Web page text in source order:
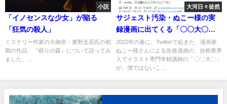
小説
「イノセンスな少女」が陥る
「狂気の殺人」
ミステリー作家の大御所・東野圭吾氏の初
期の作品、『眠りの森』について語ってみ
ました。...
大河日々徒然
サジェスト汚染・ぬこー様の実
録漫画に出てくる「〇〇大〇」
について
2022年の春に、Twitterで起きた、漫画家
ぬこー様さんによる告発漫画の、自称業界
人でイラスト専門学校講師の「〇〇大〇」
が、僕ではないこ...